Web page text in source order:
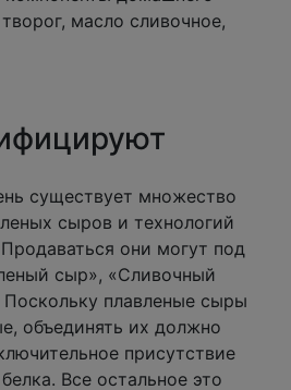
масло сливочное,
существует множество
сыров и технологий
они могут под
сыр», «Сливочный
плавленые сыры
объединять их должно
присутствие
Все остальное это